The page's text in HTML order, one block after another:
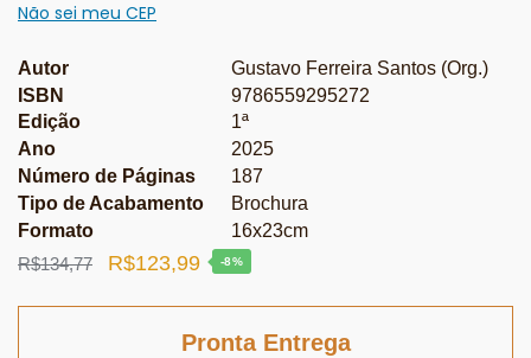
Não sei meu CEP
Autor
Gustavo Ferreira Santos (Org.)
ISBN
9786559295272
Edição
1ª
Ano
2025
Número de Páginas
187
Tipo de Acabamento
Brochura
Formato
16x23cm
R$134,77
O
R$123,99O
atual
-8%
Pronta Entrega